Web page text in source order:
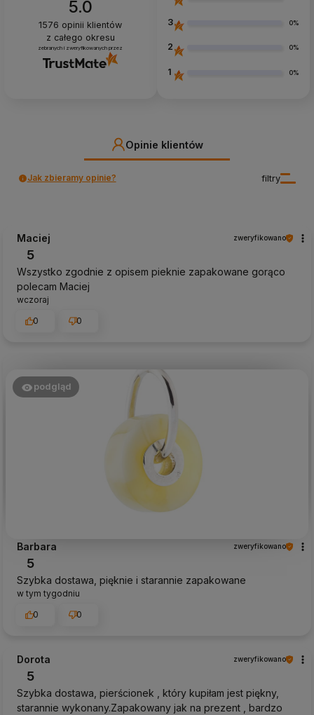
5.0
1576 opinii klientów
z całego okresu
zebranych i zweryfikowanych przez
3 0%
2 0%
1 0%
Opinie klientów
filtry
Jak zbieramy opinie?
Maciej zweryfikowano
5
Wszystko zgodnie z opisem pieknie zapakowane gorąco
polecam Maciej
wczoraj
0
0
podgląd
Barbara zweryfikowano
5
Szybka dostawa, pięknie i starannie zapakowane
w tym tygodniu
0
0
Dorota zweryfikowano
5
Szybka dostawa, pierścionek , który kupiłam jest piękny,
starannie wykonany.Zapakowany jak na prezent , bardzo